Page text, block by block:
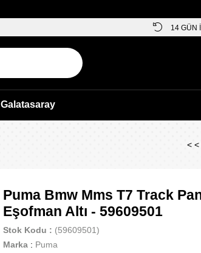
14
Galatasaray
< <
Puma Bmw Mms T7 Track
Eşofman Altı - 59609501
Stok Kodu
(59609501)
Marka : Puma